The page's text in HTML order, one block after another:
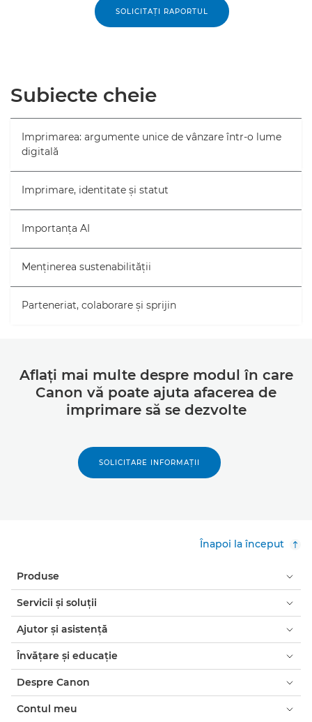
SOLICITAŢI RAPORTUL
Subiecte cheie
Imprimarea: argumente unice de vânzare într-o lume
digitală
Imprimare, identitate şi statut
Importanţa AI
Menţinerea sustenabilităţii
Parteneriat, colaborare şi sprijin
Aflaţi mai multe despre modul în care
Canon vă poate ajuta afacerea de
imprimare să se dezvolte
SOLICITARE INFORMAŢII
Înapoi la început
Produse
Servicii şi soluţii
Ajutor şi asistenţă
Învăţare şi educaţie
Despre Canon
Contul meu